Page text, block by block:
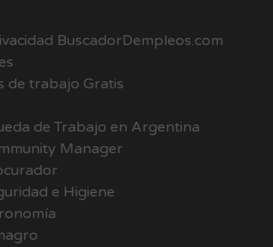
BuscadorDempleos.com
de trabajo Gratis
de Trabajo en Argentina
Manager
e Higiene